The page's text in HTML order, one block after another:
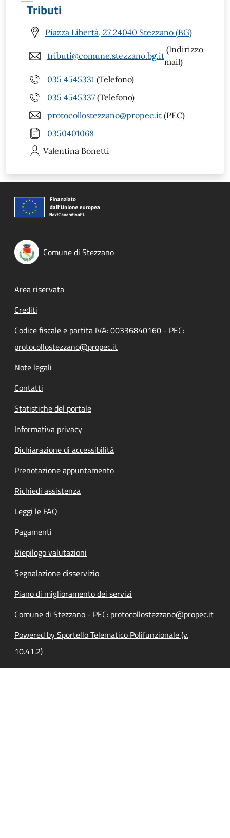
Tributi
Piazza Libertà, 27 24040 Stezzano (BG)
tributi@comune.stezzano.bg.it
(Indirizzo
mail)
035 4545331 (Telefono)
035 4545337 (Telefono)
protocollostezzano@propec.it (PEC)
0350401068
Valentina Bonetti
Comune di Stezzano
Footer menu
Area riservata
Crediti
Codice fiscale e partita IVA: 00336840160 - PEC:
protocollostezzano@propec.it
Note legali
Contatti
Statistiche del portale
Informativa privacy
Dichiarazione di accessibilità
Prenotazione appuntamento
Richiedi assistenza
Leggi le FAQ
Pagamenti
Riepilogo valutazioni
Segnalazione disservizio
Piano di miglioramento dei servizi
Comune di Stezzano - PEC: protocollostezzano@propec.it
Powered by Sportello Telematico Polifunzionale (v.
10.41.2)